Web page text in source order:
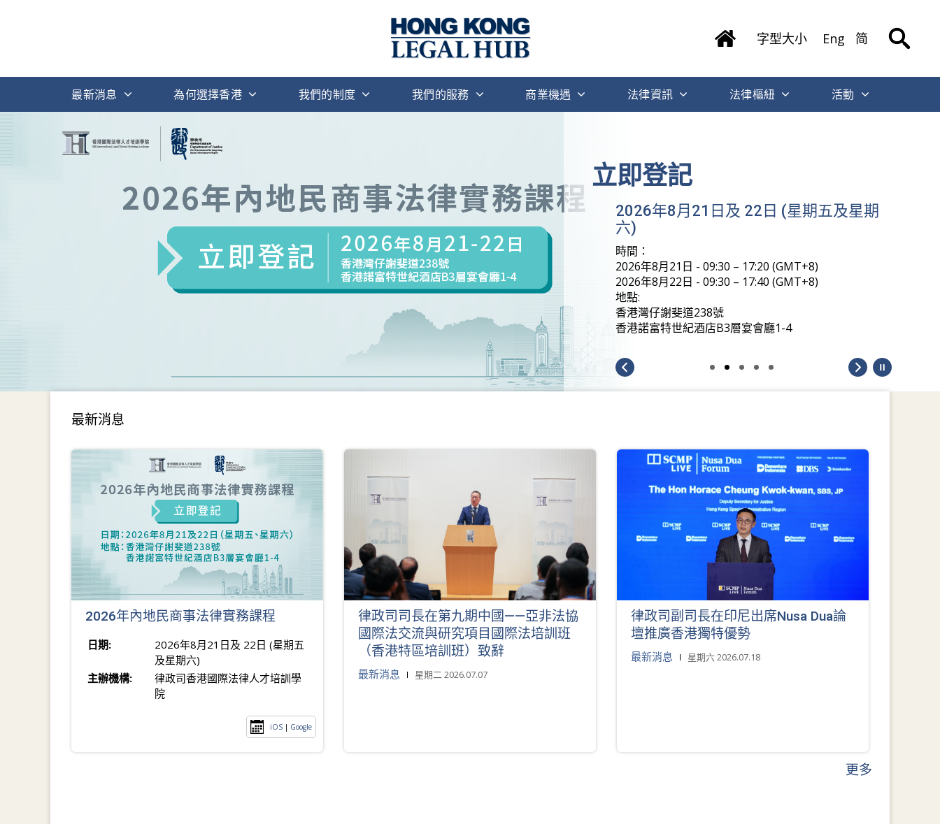
字型大小 Eng 简
最新消息 為何選擇香港 我們的制度 我們的服務 商業機遇 法律資訊 法律樞紐 活動
香港國際法律人才培訓學院微信號正式
最新消息
2026年內地民商事法律實務課程
日期:
2026年8月21日及 22日 (星期五
及星期六)
主辦機構:
律政司香港國際法律人才培訓學
院
iOS | Google
律政司司長在第九期中國——亞非法協
國際法交流與研究項目國際法培訓班
（香港特區培訓班）致辭
最新消息 星期二 2026.07.07
律政司副司長在印尼出席Nusa Dua論
壇推廣香港獨特優勢
最新消息 星期六 2026.07.18
更多